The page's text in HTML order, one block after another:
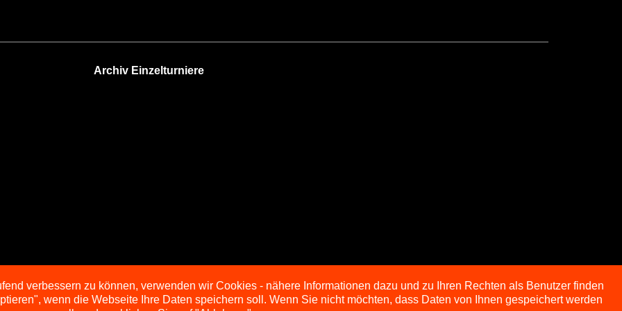
Archiv Einzelturniere
verbessern zu können, verwenden wir Cookies - nähere Informationen dazu und zu Ihren Rechten als Benutzer finden
wenn die Webseite Ihre Daten speichern soll. Wenn Sie nicht möchten, dass Daten von Ihnen gespeichert werden